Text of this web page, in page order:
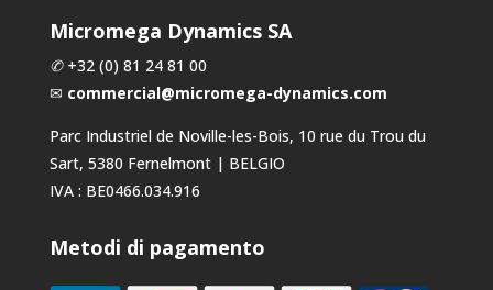
Micromega Dynamics SA
✆ +32 (0) 81 24 81 00
✉ commercial@micromega-dynamics.com
Parc Industriel de Noville-les-Bois, 10 rue du Trou du
Sart, 5380 Fernelmont | BELGIO
IVA : BE0466.034.916
Metodi di pagamento